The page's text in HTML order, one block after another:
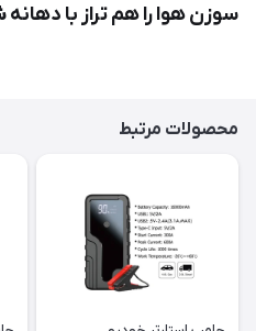
سوزن هوا را هم تراز با
محصولات مرتبط